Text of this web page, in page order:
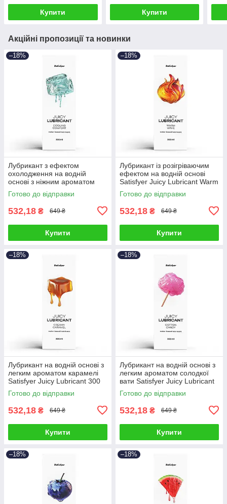
Купити Купити
Акційні пропозиції та новинки
–18%
Лубрикант з ефектом
охолодження на водній
основі з ніжним ароматом
м'яти Satisfyer Juicy Lubricant
Cooling Comfort 300 мл Talla
Готово до відправки
532,18 ₴ 649 ₴
Купити
–18%
Лубрикант із розігріваючим
ефектом на водній основі
Satisfyer Juicy Lubricant Warm
Wave 300 мл Talla
Готово до відправки
532,18 ₴ 649 ₴
Купити
–18%
Лубрикант на водній основі з
легким ароматом карамелі
Satisfyer Juicy Lubricant 300
мл Talla
Готово до відправки
532,18 ₴ 649 ₴
Купити
–18%
Лубрикант на водній основі з
легким ароматом солодкої
вати Satisfyer Juicy Lubricant
300 мл Talla
Готово до відправки
532,18 ₴ 649 ₴
Купити
–18% –18%